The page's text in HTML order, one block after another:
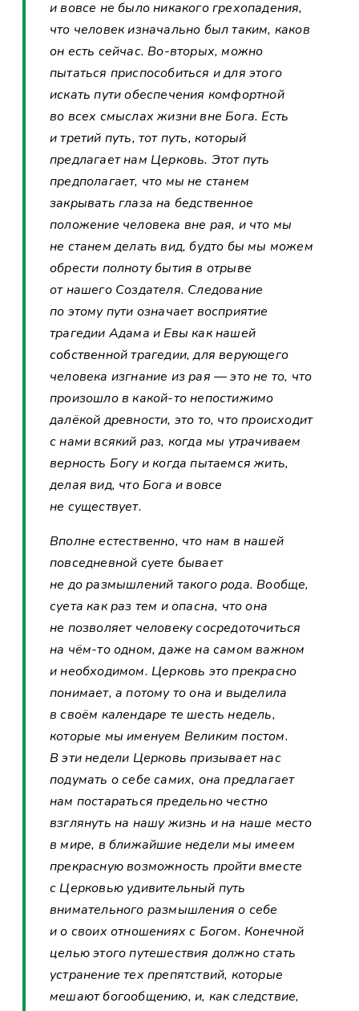
и вовсе не было никакого грехопадения,
что человек изначально был таким, каков
он есть сейчас. Во-вторых, можно
пытаться приспособиться и для этого
искать пути обеспечения комфортной
во всех смыслах жизни вне Бога. Есть
и третий путь, тот путь, который
предлагает нам Церковь. Этот путь
предполагает, что мы не станем
закрывать глаза на бедственное
положение человека вне рая, и что мы
не станем делать вид, будто бы мы можем
обрести полноту бытия в отрыве
от нашего Создателя. Следование
по этому пути означает восприятие
трагедии Адама и Евы как нашей
собственной трагедии, для верующего
человека изгнание из рая — это не то, что
произошло в какой-то непостижимо
далёкой древности, это то, что происходит
с нами всякий раз, когда мы утрачиваем
верность Богу и когда пытаемся жить,
делая вид, что Бога и вовсе
не существует.
Вполне естественно, что нам в нашей
повседневной суете бывает
не до размышлений такого рода. Вообще,
суета как раз тем и опасна, что она
не позволяет человеку сосредоточиться
на чём-то одном, даже на самом важном
и необходимом. Церковь это прекрасно
понимает, а потому то она и выделила
в своём календаре те шесть недель,
которые мы именуем Великим постом.
В эти недели Церковь призывает нас
подумать о себе самих, она предлагает
нам постараться предельно честно
взглянуть на нашу жизнь и на наше место
в мире, в ближайшие недели мы имеем
прекрасную возможность пройти вместе
с Церковью удивительный путь
внимательного размышления о себе
и о своих отношениях с Богом. Конечной
целью этого путешествия должно стать
устранение тех препятствий, которые
мешают богообщению, и, как следствие,